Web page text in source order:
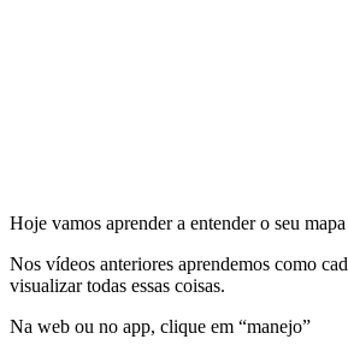
Hoje vamos aprender a entender o seu
Nos vídeos anteriores aprendemos como
visualizar todas essas coisas.
Na web ou no app, clique em “manejo”